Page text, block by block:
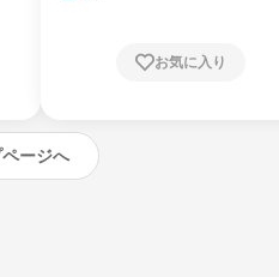
お気に入り
ページへ